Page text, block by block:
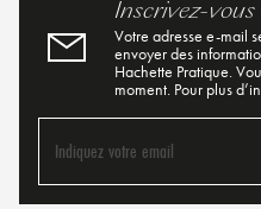
Inscrivez-
Votre adresse e-mail
envoyer des
Hachette Pratique.
moment. Pour plus
Indiquez votre email